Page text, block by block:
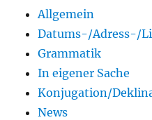
Allgemein
Datums-/Adress-/
Grammatik
In eigener Sache
Konjugation/
News